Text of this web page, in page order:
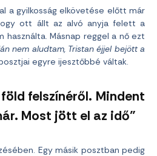
a gyilkosság elkövetése előtt már
ott állt az alvó anyja felett a
használta. Másnap reggel a nő ezt
nem aludtam, Tristan éjjel bejött a
egyre ijesztőbbé váltak.
felszínéről. Mindent
Most jött el az idő”
Egy másik posztban pedig